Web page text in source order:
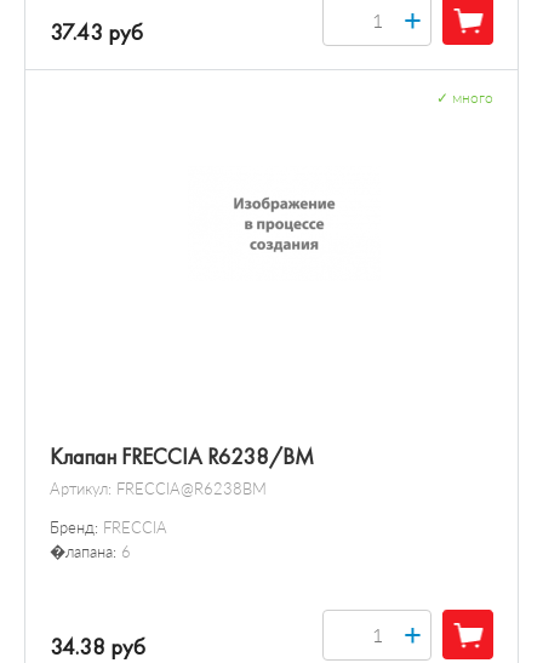
37.43 руб +
Клапан FRECCIA R6238/BM
Артикул: FRECCIA@R6238BM
Бренд: FRECCIA
�лапана: 6
много
34.38 руб +